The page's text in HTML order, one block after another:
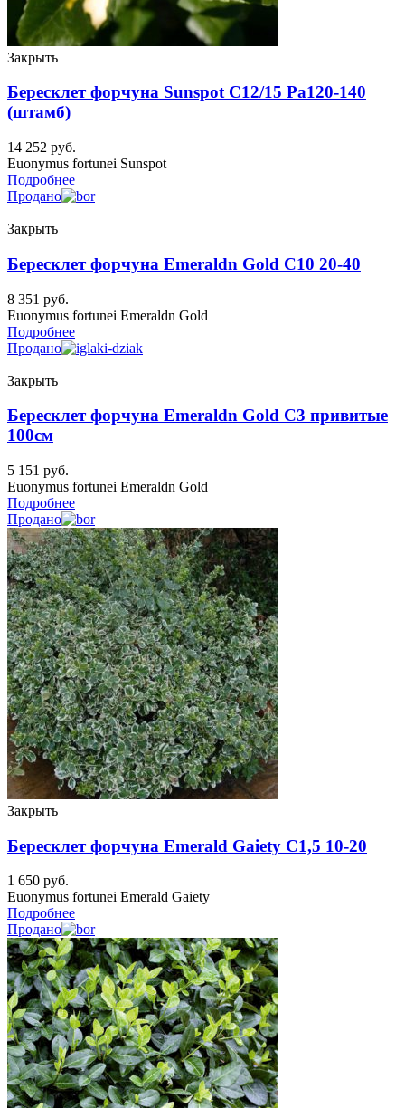
Закрыть
Бересклет форчуна Sunspot C12/15 Pa120-140
(штамб)
14 252 руб.
Euonymus fortunei Sunspot
Подробнее
Продано
Закрыть
Бересклет форчуна Emeraldn Gold C10 20-40
8 351 руб.
Euonymus fortunei Emeraldn Gold
Подробнее
Продано
Закрыть
Бересклет форчуна Emeraldn Gold C3 привитые
100см
5 151 руб.
Euonymus fortunei Emeraldn Gold
Подробнее
Продано
Закрыть
Бересклет форчуна Emerald Gaiety C1,5 10-20
1 650 руб.
Euonymus fortunei Emerald Gaiety
Подробнее
Продано